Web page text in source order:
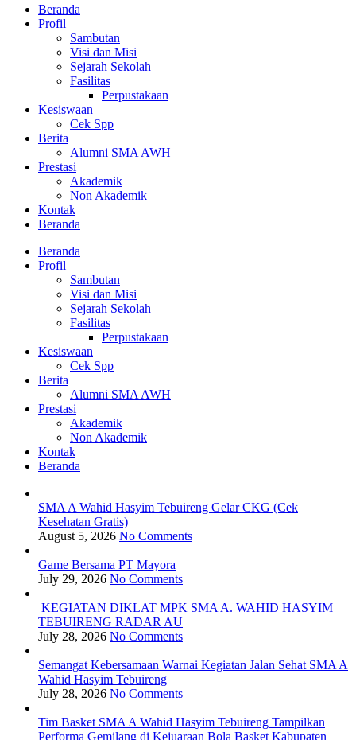
Beranda
Profil
Sambutan
Visi dan Misi
Sejarah Sekolah
Fasilitas
Perpustakaan
Kesiswaan
Cek Spp
Berita
Alumni SMA AWH
Prestasi
Akademik
Non Akademik
Kontak
Beranda
Beranda
Profil
Sambutan
Visi dan Misi
Sejarah Sekolah
Fasilitas
Perpustakaan
Kesiswaan
Cek Spp
Berita
Alumni SMA AWH
Prestasi
Akademik
Non Akademik
Kontak
Beranda
SMA A Wahid Hasyim Tebuireng Gelar CKG (Cek
Kesehatan Gratis)
August 5, 2026 No Comments
Game Bersama PT Mayora
July 29, 2026 No Comments
KEGIATAN DIKLAT MPK SMA A. WAHID HASYIM
TEBUIRENG RADAR AU
July 28, 2026 No Comments
Semangat Kebersamaan Warnai Kegiatan Jalan Sehat SMA A
Wahid Hasyim Tebuireng
July 28, 2026 No Comments
Tim Basket SMA A Wahid Hasyim Tebuireng Tampilkan
Performa Gemilang di Kejuaraan Bola Basket Kabupaten